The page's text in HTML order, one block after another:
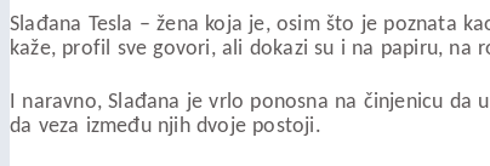
Slađana Tesla – žena koja je, osim što je poznata
kaže, profil sve govori, ali dokazi su i na papiru, na
I naravno, Slađana je vrlo ponosna na činjenicu da
da veza između njih dvoje postoji.